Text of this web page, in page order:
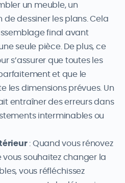
un meuble, un
de dessiner les plans. Cela
final avant
seule pièce. De plus, ce
s’assurer que toutes les
et que le
les dimensions prévues. Un
entraîner des erreurs dans
interminables ou
: Quand vous rénovez
souhaitez changer la
vous réfléchissez